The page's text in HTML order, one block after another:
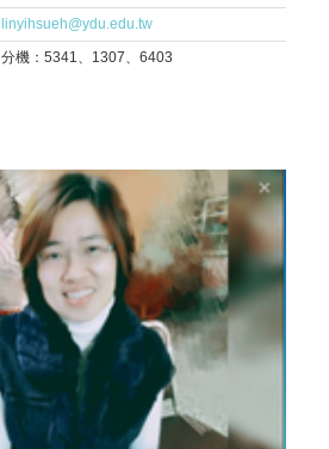
linyihsueh@ydu.edu.tw
分機：5341、1307、6403